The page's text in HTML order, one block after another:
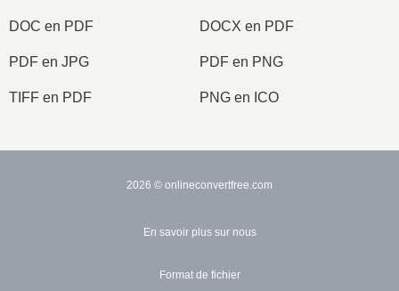
DOC en PDF DOCX en PDF
PDF en JPG PDF en PNG
TIFF en PDF PNG en ICO
2026 © onlineconvertfree.com
En savoir plus sur nous
Format de fichier